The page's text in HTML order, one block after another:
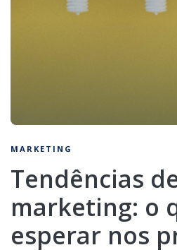
MARKETING
Tendências
marketing: o
esperar nos